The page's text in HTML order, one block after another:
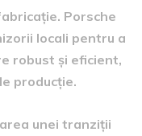
Porsche
locali pentru a
robust și eficient,
producție.
unei tranziții